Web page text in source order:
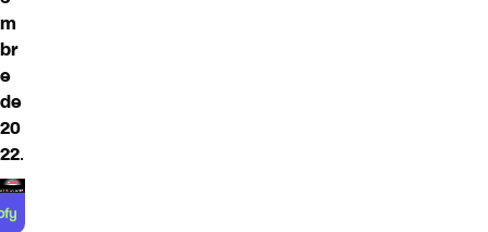
m
br
e
de
20
22.